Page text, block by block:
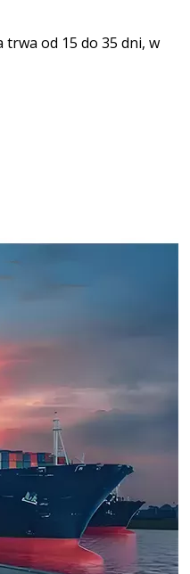
od 15 do 35 dni, w